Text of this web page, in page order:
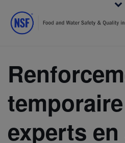
experts